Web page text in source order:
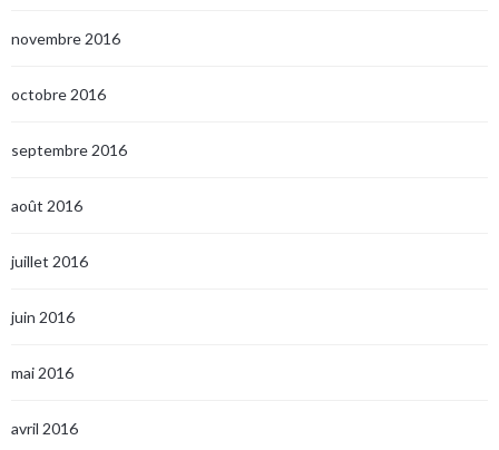
novembre 2016
octobre 2016
septembre 2016
août 2016
juillet 2016
juin 2016
mai 2016
avril 2016